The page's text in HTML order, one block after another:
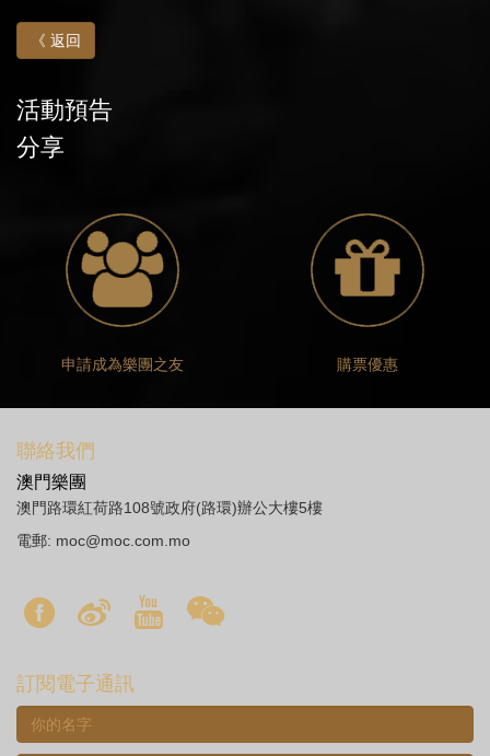
《 返回
活動預告
分享
申請成為樂團之友 購票優惠
聯絡我們
澳門樂團
澳門路環紅荷路108號政府(路環)辦公大樓5樓
電郵: moc@moc.com.mo
訂閱電子通訊